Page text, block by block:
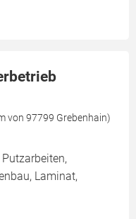
von 97799 Grebenhain)
Laminat,